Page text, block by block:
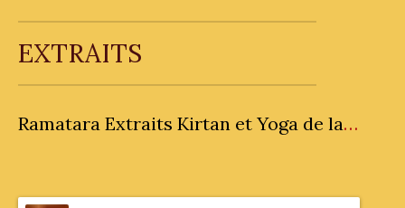
EXTRAITS
Ramatara Extraits Kirtan et Yoga de la Voix